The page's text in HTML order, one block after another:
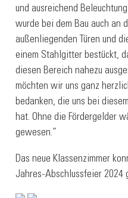
und ausreichend
wurde bei dem Bau auch an
außenliegenden Türen und
einem Stahlgitter bestückt,
diesen Bereich nahezu
möchten wir uns ganz
bedanken, die uns bei
hat. Ohne die Fördergelder
gewesen.“
Das neue Klassenzimmer
Jahres-Abschlussfeier 2024